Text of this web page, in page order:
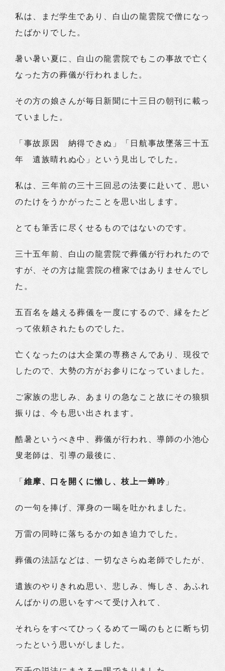
私は、まだ学生であり、白山の龍雲院で僧になっ
たばかりでした。
暑い暑い夏に、白山の龍雲院でもこの事故で亡く
なった方の葬儀が行われました。
その方の娘さんが毎日新聞に十三日の朝刊に載っ
ていました。
「事故原因 納得できぬ」「日航事故墜落三十五
年 遺族晴れぬ心」という見出しでした。
私は、三年前の三十三回忌の法要に赴いて、思い
のたけをうかがったことを思い出します。
とても筆舌に尽くせるものではないのです。
三十五年前、白山の龍雲院で葬儀が行われたので
すが、その方は龍雲院の檀家ではありませんでし
た。
五百名を越える葬儀を一度にするので、縁をたど
って依頼されたものでした。
亡くなったのは大企業の専務さんであり、現役で
したので、大勢の方がお参りになっていました。
ご家族の悲しみ、あまりの急なこと故にその狼狽
振りは、今も思い出されます。
酷暑というべき中、葬儀が行われ、導師の小池心
叟老師は、引導の最後に、
「 維摩、口を開くに懶し、枝上一蝉吟 」
の一句を捧げ、渾身の一喝を吐かれました。
万雷の同時に落ちるかの如き迫力でした。
葬儀の法話などは、一切なさらぬ老師でしたが、
遺族のやりきれぬ思い、悲しみ、悔しさ、あふれ
んばかりの思いをすべて受け入れて、
それらをすべてひっくるめて一喝のもとに断ち切
ったという思いがしました。